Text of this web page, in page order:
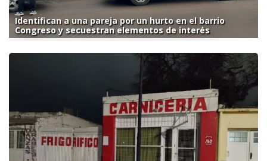
Identifican a una pareja por un hurto en el barrio
Congreso y secuestran elementos de interés